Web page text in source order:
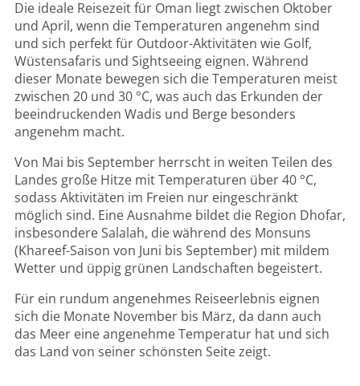
Die ideale Reisezeit für Oman liegt zwischen Oktober
und April, wenn die Temperaturen angenehm sind
und sich perfekt für Outdoor-Aktivitäten wie Golf,
Wüstensafaris und Sightseeing eignen. Während
dieser Monate bewegen sich die Temperaturen meist
zwischen 20 und 30 °C, was auch das Erkunden der
beeindruckenden Wadis und Berge besonders
angenehm macht.
Von Mai bis September herrscht in weiten Teilen des
Landes große Hitze mit Temperaturen über 40 °C,
sodass Aktivitäten im Freien nur eingeschränkt
möglich sind. Eine Ausnahme bildet die Region Dhofar,
insbesondere Salalah, die während des Monsuns
(Khareef-Saison von Juni bis September) mit mildem
Wetter und üppig grünen Landschaften begeistert.
Für ein rundum angenehmes Reiseerlebnis eignen
sich die Monate November bis März, da dann auch
das Meer eine angenehme Temperatur hat und sich
das Land von seiner schönsten Seite zeigt.